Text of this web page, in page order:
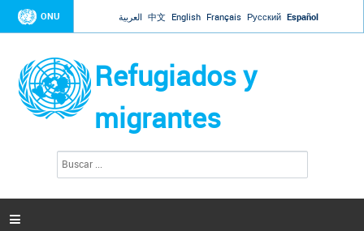
Jump to navigation
ONU العربية 中文 English Français Русский Español
Refugiados y
migrantes
s
